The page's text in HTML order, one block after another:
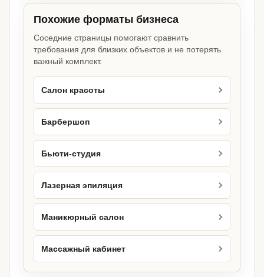
Похожие форматы бизнеса
Соседние страницы помогают сравнить
требования для близких объектов и не потерять
важный комплект.
Салон красоты
Барбершоп
Бьюти-студия
Лазерная эпиляция
Маникюрный салон
Массажный кабинет